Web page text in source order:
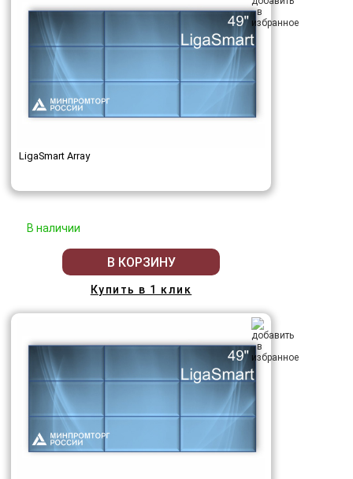
LigaSmart Array
В наличии
В КОРЗИНУ
Купить в 1 клик